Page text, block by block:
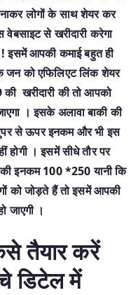
लोगों के साथ शेयर कर
से खरीदारी करेगा
इसमें आपकी कमाई बहुत ही
जन को एफिलिएट लिंक शेयर
खरीदारी की तो आपको
। इसके अलावा बाकी की
से ऊपर इनकम और भी इस
होगी । इसमें सीधे तौर पर
इनकम 100 *250 यानी कि
को जोड़ते हैं तो इसमें आपकी
जाएगी ।
तैयार करें
डिटेल में